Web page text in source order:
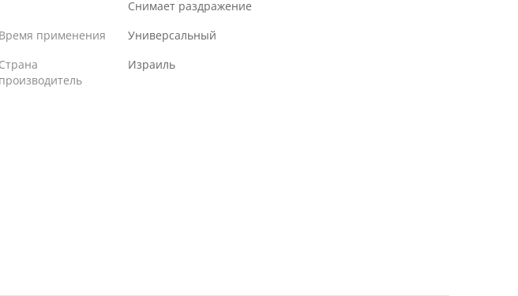
Снимает раздражение
Время применения
Универсальный
Страна
производитель
Израиль